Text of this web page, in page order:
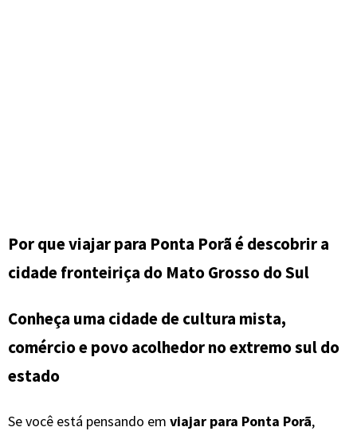
Por que viajar para Ponta Porã é descobrir a
cidade fronteiriça do Mato Grosso do Sul
Conheça uma cidade de cultura mista,
comércio e povo acolhedor no extremo sul do
estado
Se você está pensando em viajar para Ponta Porã,